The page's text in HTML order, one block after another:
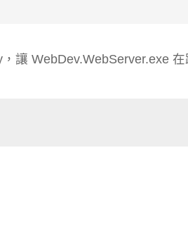
讓 WebDev.WebServer.exe